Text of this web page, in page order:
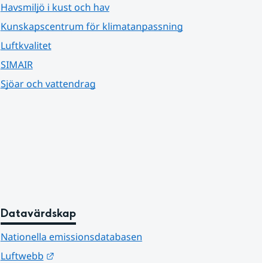
Havsmiljö i kust och hav
Kunskapscentrum för klimatanpassning
Luftkvalitet
SIMAIR
Sjöar och vattendrag
Datavärdskap
Nationella emissionsdatabasen
Luftwebb
Länk till annan webbplats.